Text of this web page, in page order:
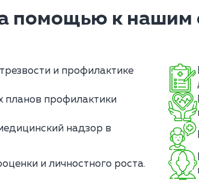
помощью к нашим
и профилактике
планов профилактики
надзор в
и личностного роста.